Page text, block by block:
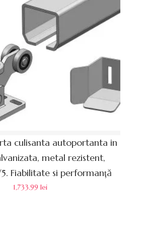
culisanta autoportanta in
metal rezistent,
Fiabilitate si performanță
1,733.99 lei